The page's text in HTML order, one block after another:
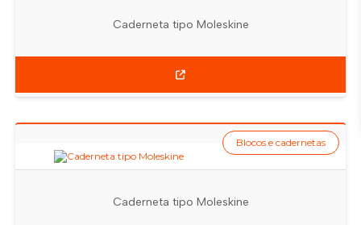
Caderneta tipo Moleskine
Caderneta tipo Moleskine
Blocos e cadernetas